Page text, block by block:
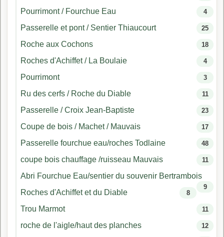
Pourrimont / Fourchue Eau 4
Passerelle et pont / Sentier Thiaucourt 25
Roche aux Cochons 18
Roches d'Achiffet / La Boulaie 4
Pourrimont 3
Ru des cerfs / Roche du Diable 11
Passerelle / Croix Jean-Baptiste 23
Coupe de bois / Machet / Mauvais 17
Passerelle fourchue eau/roches Todlaine 48
coupe bois chauffage /ruisseau Mauvais 11
Abri Fourchue Eau/sentier du souvenir Bertrambois
9
Roches d'Achiffet et du Diable 8
Trou Marmot 11
roche de l'aigle/haut des planches 12